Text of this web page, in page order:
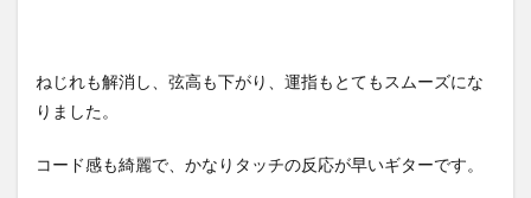
ねじれも解消し、弦高も下がり、運指もとてもスムーズにな
りました。
コード感も綺麗で、かなりタッチの反応が早いギターです。